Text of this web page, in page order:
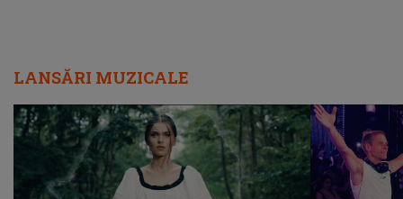
LANSĂRI MUZICALE